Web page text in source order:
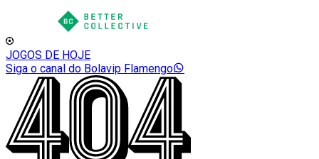
JOGOS DE HOJE
Siga o canal do Bolavip Flamengo